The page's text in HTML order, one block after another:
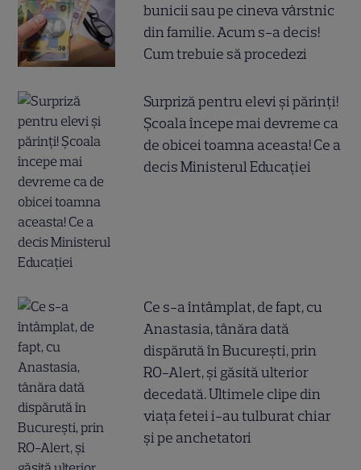
bunicii sau pe cineva vârstnic
din familie. Acum s-a decis!
Cum trebuie să procedezi
Surpriză pentru elevi și părinți!
Școala începe mai devreme ca
de obicei toamna aceasta! Ce a
decis Ministerul Educației
Ce s-a întâmplat, de fapt, cu
Anastasia, tânăra dată
dispărută în București, prin
RO-Alert, și găsită ulterior
decedată. Ultimele clipe din
viața fetei i-au tulburat chiar
și pe anchetatori